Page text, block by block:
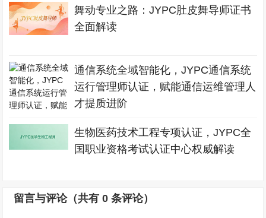
舞动专业之路：JYPC肚皮舞导师证书
全面解读
通信系统全域智能化，JYPC通信系统
运行管理师认证，赋能通信运维管理人
才提质进阶
生物医药技术工程专项认证，JYPC全
国职业资格考试认证中心权威解读
留言与评论（共有0 条评论）